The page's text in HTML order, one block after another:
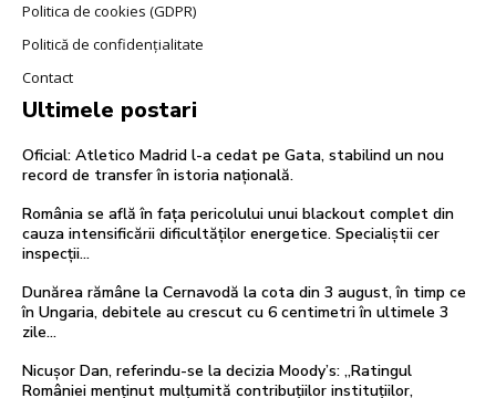
Politica de cookies (GDPR)
Politică de confidențialitate
Contact
Ultimele postari
Oficial: Atletico Madrid l-a cedat pe Gata, stabilind un nou
record de transfer în istoria națională.
România se află în fața pericolului unui blackout complet din
cauza intensificării dificultăților energetice. Specialiștii cer
inspecții…
Dunărea rămâne la Cernavodă la cota din 3 august, în timp ce
în Ungaria, debitele au crescut cu 6 centimetri în ultimele 3
zile...
Nicușor Dan, referindu-se la decizia Moody’s: „Ratingul
României menținut mulțumită contribuțiilor instituțiilor,